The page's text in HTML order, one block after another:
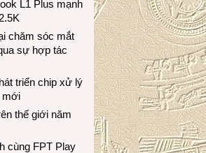
L1 Plus mạnh
chăm sóc mắt
sự hợp tác
triển chip xử lý
mới
thế giới năm
cùng FPT Play